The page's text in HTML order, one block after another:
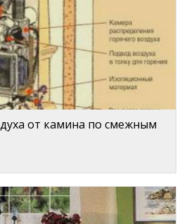
от камина по смежным